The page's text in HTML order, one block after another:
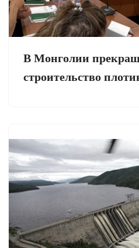
В Монголии
строительство